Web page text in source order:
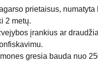
prietaisus,
2 metų.
įrankius ar
gresia bauda nuo